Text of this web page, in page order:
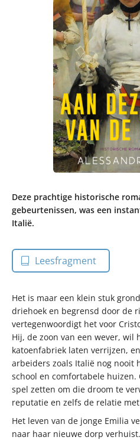
Deze prachtige historische
gebeurtenissen, was een
Italië.
Leesfragment
Het is maar een klein stuk
driehoek en begrensd door de
vertegenwoordigt het voor
Hij, de zoon van een wever, wil
katoenfabriek laten verrijzen,
arbeiders zoals Italië nog nooit
school en comfortabele
spel zetten om die droom te
reputatie en zelfs de relatie
Het leven van de jonge Emilia
naar haar nieuwe dorp